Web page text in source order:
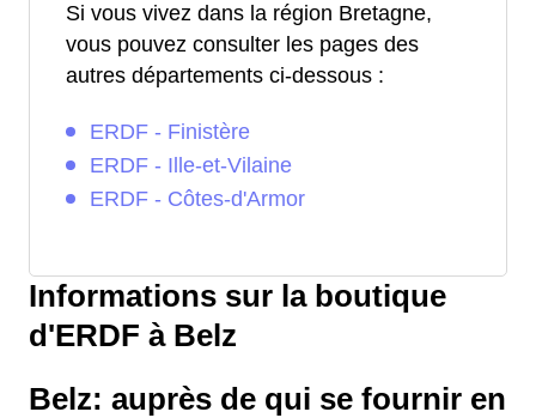
Si vous vivez dans la région Bretagne,
vous pouvez consulter les pages des
autres départements ci-dessous :
ERDF - Finistère
ERDF - Ille-et-Vilaine
ERDF - Côtes-d'Armor
Informations sur la boutique
d'ERDF à Belz
Belz: auprès de qui se fournir en